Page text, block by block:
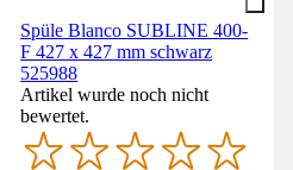
Spüle Blanco SUBLINE 400-
F 427 x 427 mm schwarz
525988
Artikel wurde noch nicht
bewertet.